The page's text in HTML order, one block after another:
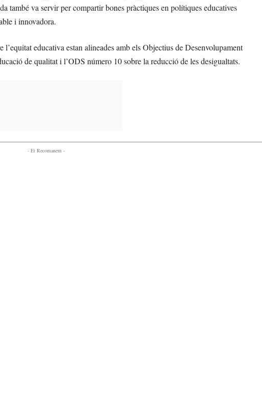
també va servir per compartir bones pràctiques en polítiques educatives
i innovadora.
educativa estan alineades amb els Objectius de Desenvolupament
de qualitat i l’ODS número 10 sobre la reducció de les desigualtats.
- Et Recomanem -